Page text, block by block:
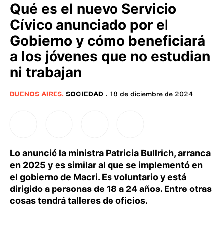
BUENOS AIRES
PROVINCIAS
Qué es el nuevo Servicio
Cívico anunciado por el
Gobierno y cómo beneficiará
a los jóvenes que no estudian
ni trabajan
BUENOS AIRES. SOCIEDAD · 18 de diciembre de 2024
Lo anunció la ministra Patricia Bullrich, arranca
en 2025 y es similar al que se implementó en
el gobierno de Macri. Es voluntario y está
dirigido a personas de 18 a 24 años. Entre otras
cosas tendrá talleres de oficios.